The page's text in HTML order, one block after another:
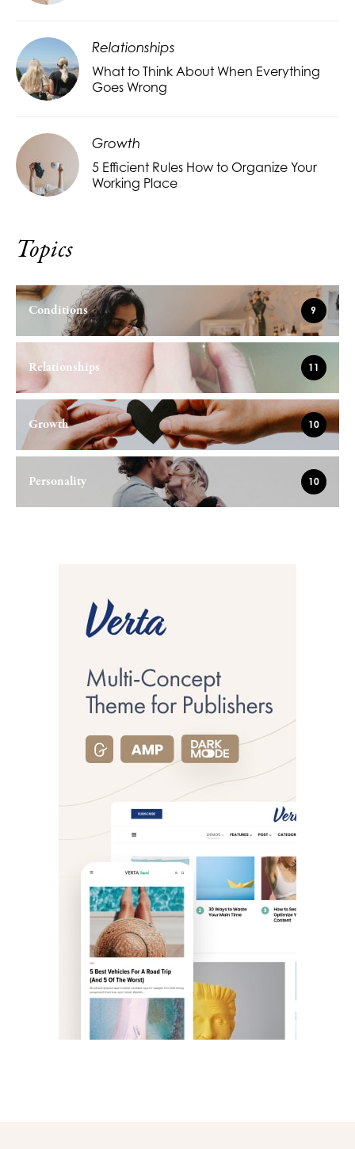
Relationships
What to Think About When Everything
Goes Wrong
Growth
5 Efficient Rules How to Organize Your
Working Place
Topics
Conditions 9
Relationships 11
Growth 10
Personality 10